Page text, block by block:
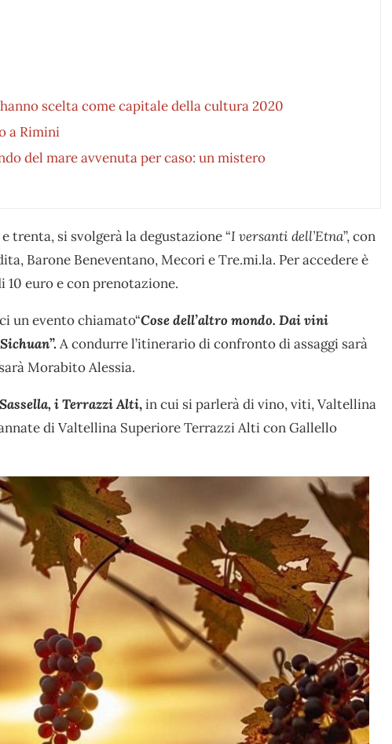
scelta come capitale della cultura 2020
a Rimini
del mare avvenuta per caso: un mistero
trenta, si svolgerà la degustazione “I versanti dell’Etna”, con
Barone Beneventano, Mecori e Tre.mi.la. Per accedere è
euro e con prenotazione.
un evento chiamato“Cose dell’altro mondo. Dai vini
”. A condurre l’itinerario di confronto di assaggi sarà
Morabito Alessia.
i Terrazzi Alti,in cui si parlerà di vino, viti, Valtellina
di Valtellina Superiore Terrazzi Alti con Gallello